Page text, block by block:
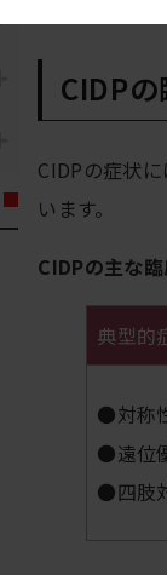
CIDP
CIDPの症状
います。
CIDPの主な
典型的
●対称
●遠位
●四肢